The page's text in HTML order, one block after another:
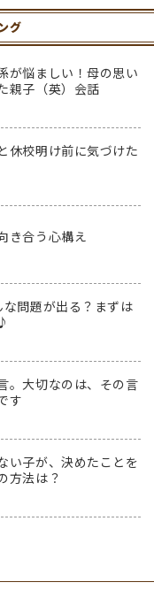
グ
が悩ましい！母の思い
親子（英）会話
休校明け前に気づけた
き合う心構え
問題が出る？まずは
。大切なのは、その言
す
い子が、決めたことを
方法は？